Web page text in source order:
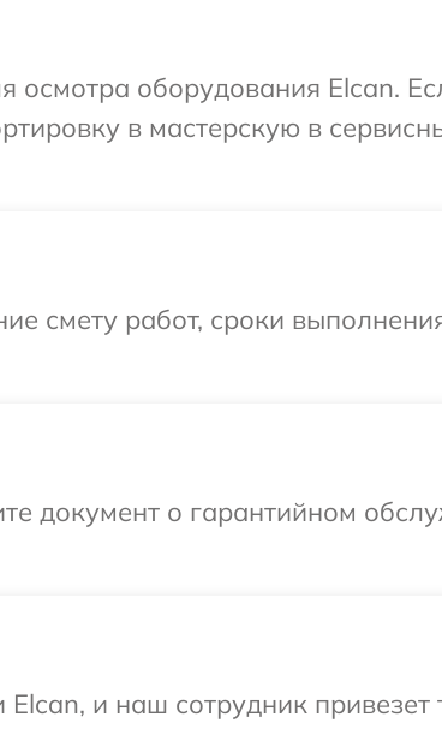
осмотра оборудования Elcan.
в мастерскую в
смету работ, сроки
документ о гарантийном
и наш сотрудник привезет